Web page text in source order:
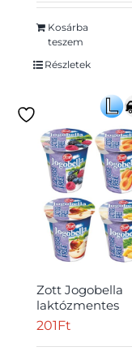
ostyaszelet 45 g
Kosárba
teszem
Részletek
Zott Jogobella
laktózmentes
élőflórás joghurt
201Ft